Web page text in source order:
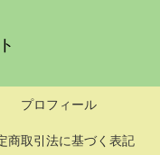
プロフィール
商取引法に基づく表記